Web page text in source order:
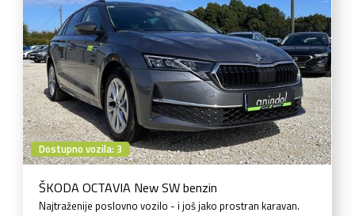
Dostupno vozila: 3
ŠKODA OCTAVIA New SW benzin
Najtraženije poslovno vozilo - i još jako prostran karavan.